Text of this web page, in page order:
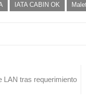
IATA CABIN OK
LAN tras requerimiento